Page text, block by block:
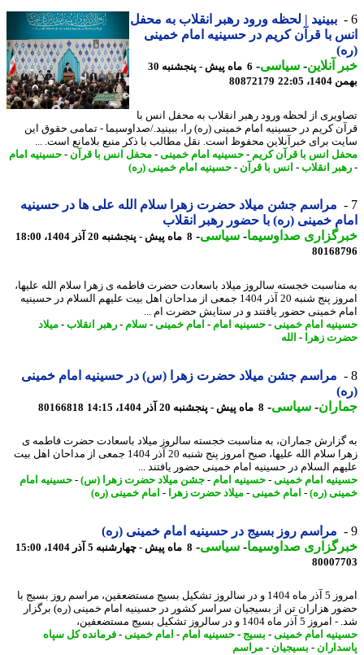
ببینید | لحظه ورود رهبر انقلاب به محفل
با قرآن کریم در حسینیه امام خمینی
آنلاین-سیاسی-
6 ماه پیش - پنجشنبه 30
22:05
80872179
از لحظه ورود رهبر انقلاب به محفل انس با
کریم در حسینیه امام خمینی (ره) را، ببینید./صداوسیما - تمامی حقوق این
برای خبرآنلاین محفوظ است. نقل مطالب با ذکر منبع بلامانع است. ...
انس با قرآن کریم- حسینیه امام خمینی-محفل انس با قرآن-
حسینیه امام
انقلاب-انس با قرآن- حسینیه امام خمینی (ره)
مراسم جشن میلاد حضرت زهرا سلام الله علی ها در حسینیه
خمینی (ره) با حضور رهبر انقلاب
صداوسیما-سیاسی-8 ماه پیش - پنجشنبه 20 آذر 1404، 18:00
خجسته سالروز میلاد باسعادت حضرت فاطمه ی زهرا سلام الله علیها،
امروز پنج شنبه 20 آذر 1404 جمعی از مداحان اهل بیت علیهم السلام در حسینیه
خمینی حضور یافتند و در ستایش حضرت ام ...
امام خمینی-حسینیه امام -امام خمینی-سلام-رهبر انقلاب-میلاد
زهرا -الله
مراسم جشن میلاد حضرت زهرا (س) در حسینیه امام خمینی
- سیاسی-8 ماه پیش - پنجشنبه 20 آذر 1404، 14:15 80166818
جماران، به مناسبت خجسته سالروز میلاد باسعادت حضرت فاطمه ی
زهرا سلام الله علیها، صبح امروز پنج شنبه 20 آذر 1404 جمعی از مداحان اهل بیت
السلام در حسینیه امام خمینی حضور یافتند ...
امام خمینی-حسینیه امام -جشن میلاد حضرت زهرا (س) -حسینیه امام
(ره) - امام خمینی-میلاد حضرت زهرا -امام خمینی (ره)
مراسم روز بسیج در حسینیه امام خمینی (ره)
صداوسیما-سیاسی-8 ماه پیش - چهارشنبه 5 آذر 1404، 15:00
امروز 5 آذر ماه 1404 و در سالروز تشکیل بسیج مستضعفین، مراسم روز بسیج با
هزاران تن از بسیجیان سراسر کشور در حسینیه امام خمینی (ره) برگزار
1404 و در سالروز تشکیل بسیج مستضعفین،
امام خمینی-بسیج-حسینیه امام -امام خمینی-فرمانده کل سپاه
- بسیجیان-مراسم